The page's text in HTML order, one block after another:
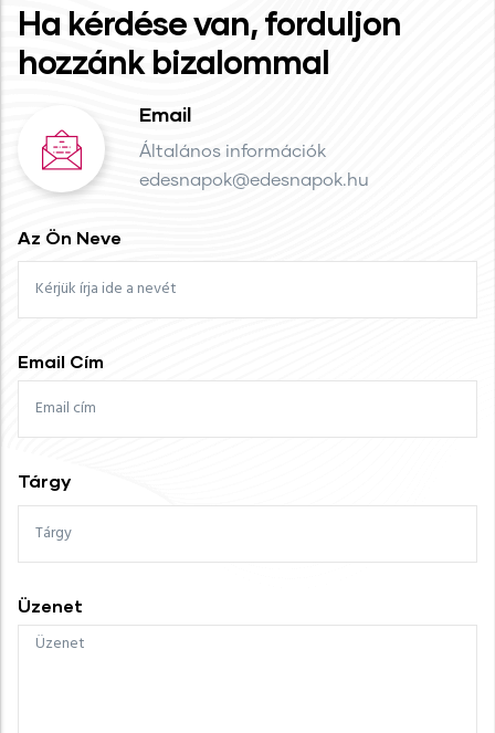
Ha kérdése van, forduljon
hozzánk bizalommal
Email
Általános információk
edesnapok@edesnapok.hu
Az Ön Neve
Email Cím
Tárgy
Üzenet